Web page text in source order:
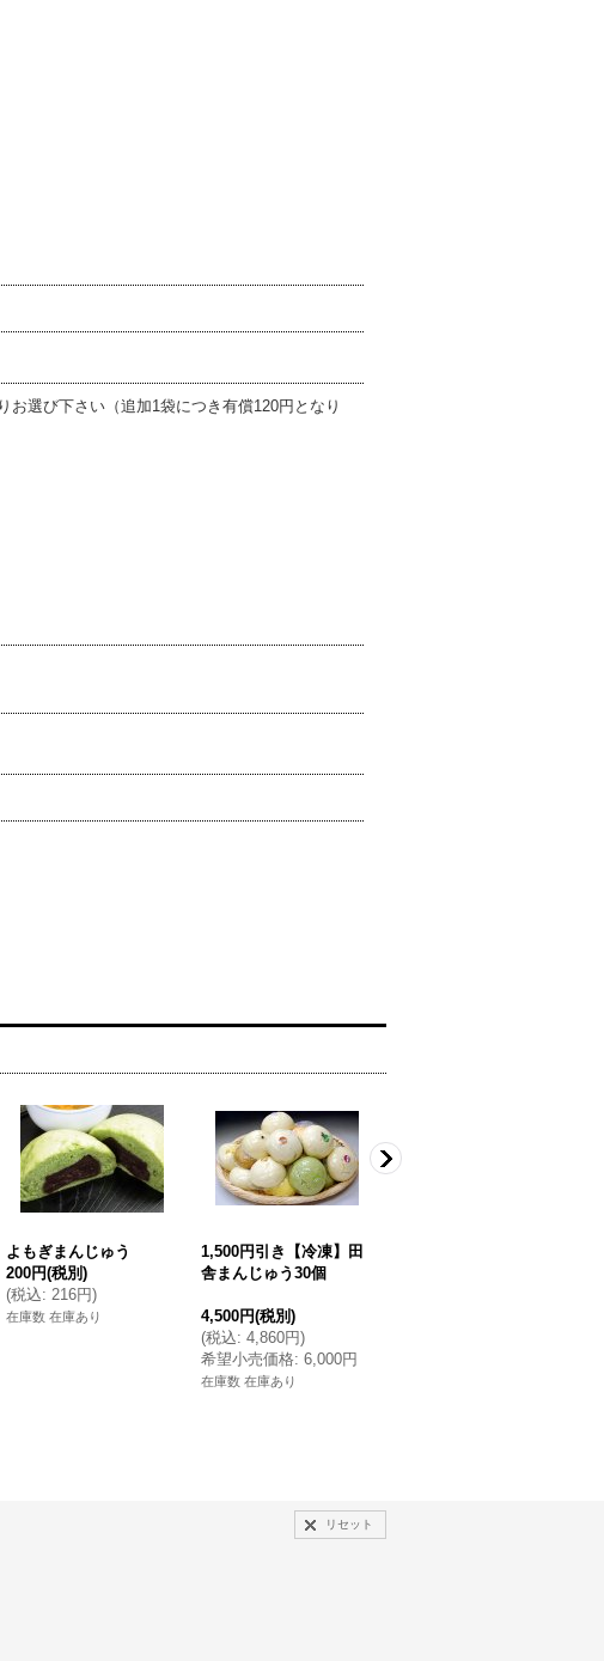
選び下さい（追加1袋につき有償120円となり
よもぎまんじゅう
200円(税別)
(税込: 216円)
在庫数 在庫あり
1,500円引き【冷凍】田
舎まんじゅう30個
4,500円(税別)
(税込: 4,860円)
希望小売価格: 6,000円
在庫数 在庫あり
リセット